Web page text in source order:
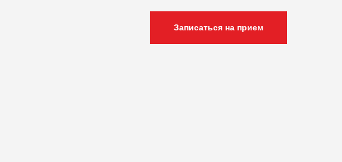
Записаться на прием